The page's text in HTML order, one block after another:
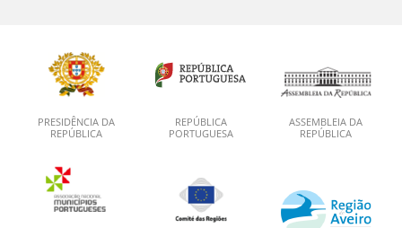
PRESIDÊNCIA DA
REPÚBLICA
REPÚBLICA
PORTUGUESA
ASSEMBLEIA DA
REPÚBLICA